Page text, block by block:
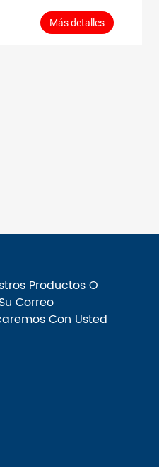
extremo utiliza un
precisión de plástico,
de instalación
Más detalles
Productos O
Correo
Con Usted